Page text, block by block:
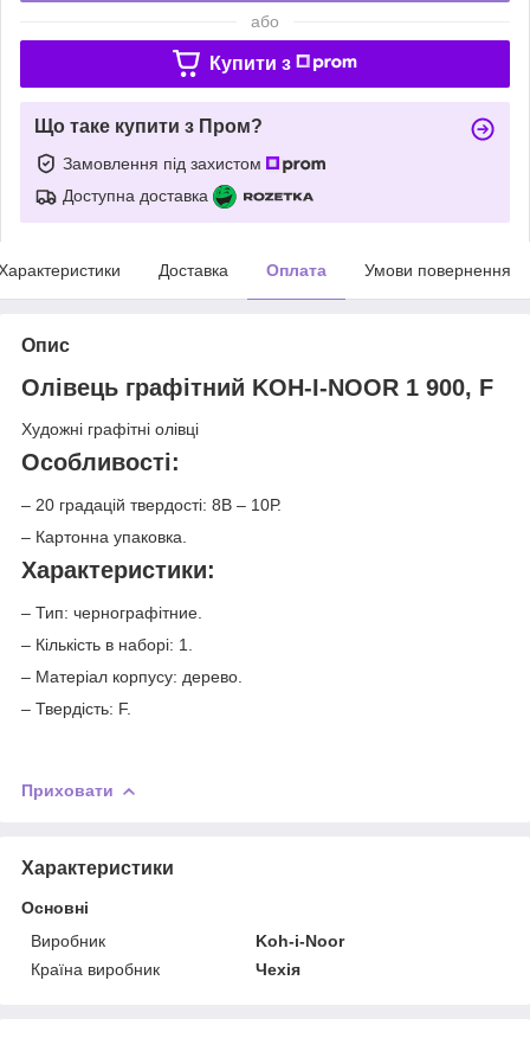
або
Купити з
Що таке купити з Пром?
Замовлення під захистом
Доступна доставка
Доставка Оплата Умови повернення
Опис
Олівець графітний KOH-I-NOOR 1 900, F
Художні графітні олівці
Особливості:
– 20 градацій твердості: 8В – 10Р.
– Картонна упаковка.
Характеристики:
– Тип: чернографітние.
– Кількість в наборі: 1.
– Матеріал корпусу: дерево.
– Твердість: F.
Приховати
Характеристики
Основні
Виробник
Koh-i-Noor
Країна виробник
Чехія